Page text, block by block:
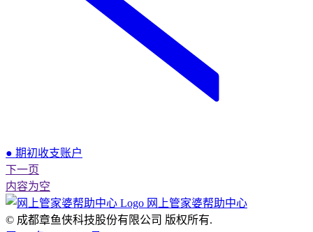
● 期初收支账户
下一页
内容为空
网上管家婆帮助中心
© 成都章鱼侠科技股份有限公司 版权所有.